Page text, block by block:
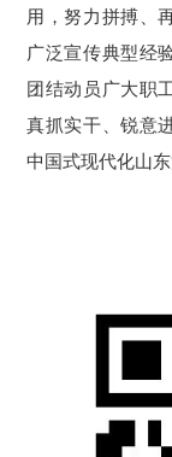
用，努力拼搏、
广泛宣传典型经
团结动员广大职
真抓实干、锐意
中国式现代化山